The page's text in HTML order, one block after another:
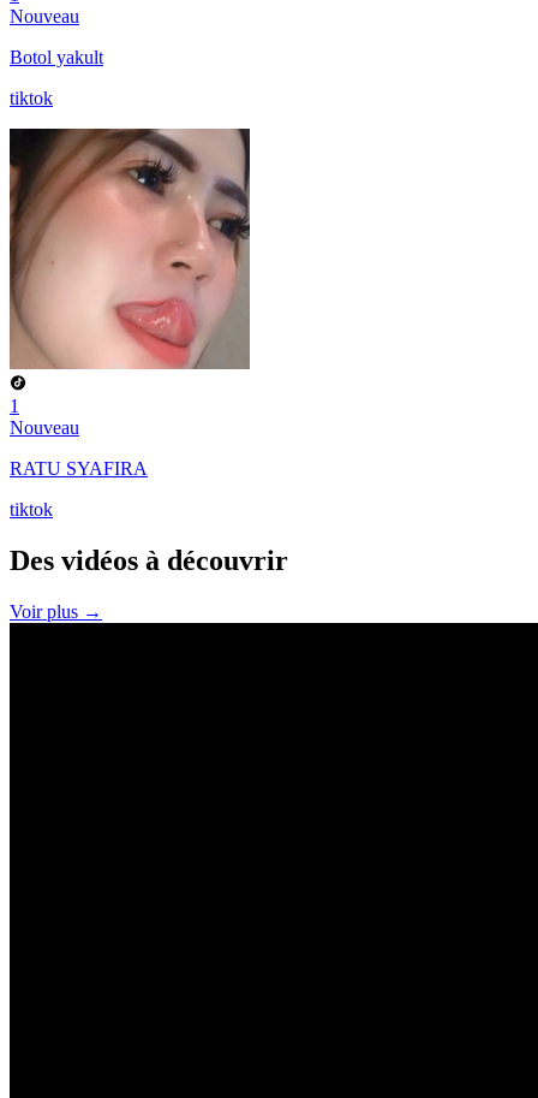
Nouveau
Botol yakult
tiktok
1
Nouveau
RATU SYAFIRA
tiktok
Des vidéos à découvrir
Voir plus →